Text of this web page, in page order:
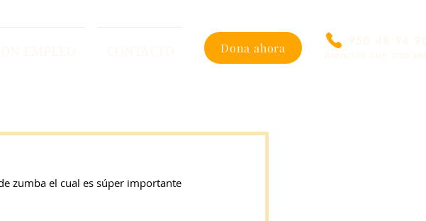
Dona ahora
zumba el cual es súper importante